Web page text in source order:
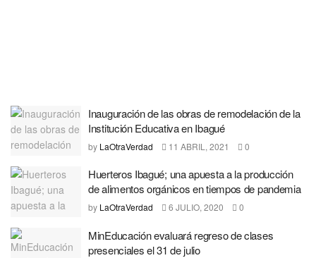
Inauguración de las obras de remodelación de la
Institución Educativa en Ibagué
by LaOtraVerdad 11 ABRIL, 2021 0
Huerteros Ibagué; una apuesta a la producción
de alimentos orgánicos en tiempos de pandemia
by LaOtraVerdad 6 JULIO, 2020 0
MinEducación evaluará regreso de clases
presenciales el 31 de julio